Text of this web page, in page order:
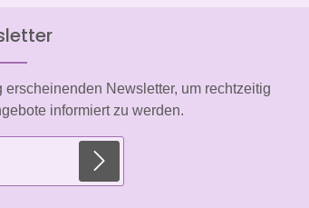
Newsletter, um rechtzeitig
informiert zu werden.